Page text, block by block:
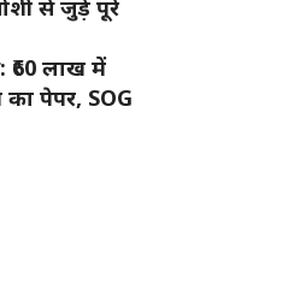
से जुड़े पूरे
₹60 लाख में
का पेपर, SOG